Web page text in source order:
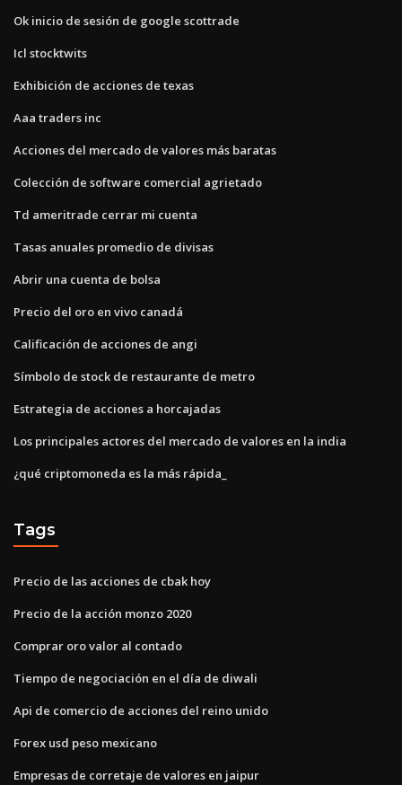
Ok inicio de sesión de google scottrade
Icl stocktwits
Exhibición de acciones de texas
Aaa traders inc
Acciones del mercado de valores más baratas
Colección de software comercial agrietado
Td ameritrade cerrar mi cuenta
Tasas anuales promedio de divisas
Abrir una cuenta de bolsa
Precio del oro en vivo canadá
Calificación de acciones de angi
Símbolo de stock de restaurante de metro
Estrategia de acciones a horcajadas
Los principales actores del mercado de valores en la india
¿qué criptomoneda es la más rápida_
Tags
Precio de las acciones de cbak hoy
Precio de la acción monzo 2020
Comprar oro valor al contado
Tiempo de negociación en el día de diwali
Api de comercio de acciones del reino unido
Forex usd peso mexicano
Empresas de corretaje de valores en jaipur